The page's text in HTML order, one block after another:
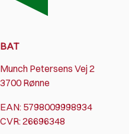
BAT
Munch Petersens Vej 2
3700 Rønne
EAN: 5798009998934
CVR: 26696348